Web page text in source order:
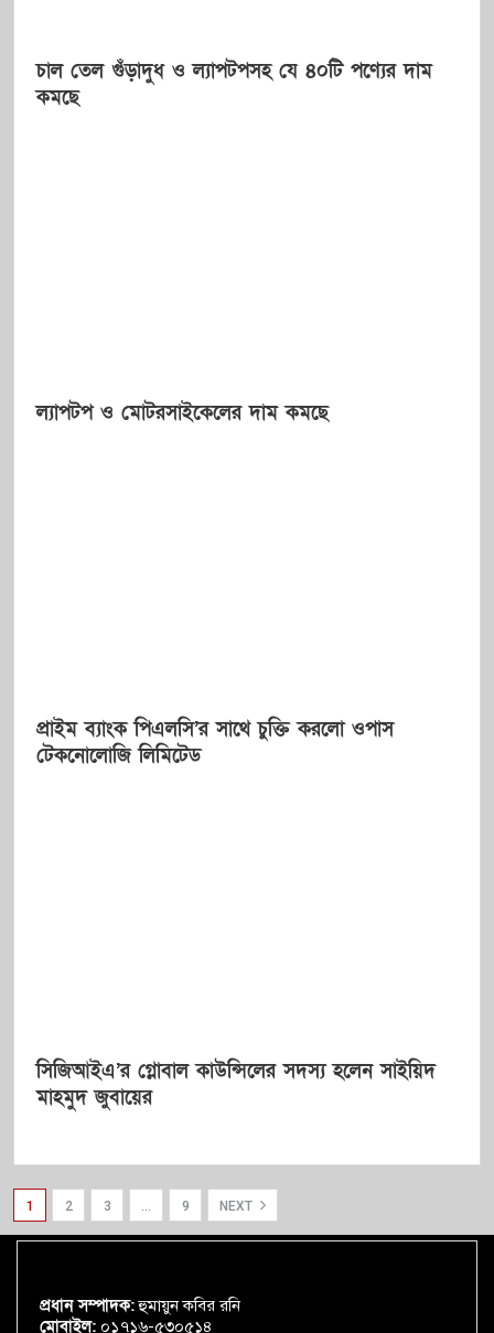
চাল তেল গুঁড়াদুধ ও ল্যাপটপসহ যে ৪০টি পণ্যের দাম
কমছে
ল্যাপটপ ও মোটরসাইকেলের দাম কমছে
প্রাইম ব্যাংক পিএলসি’র সাথে চুক্তি করলো ওপাস
টেকনোলোজি লিমিটেড
সিজিআইএ’র গ্লোবাল কাউন্সিলের সদস্য হলেন সাইয়িদ
মাহমুদ জুবায়ের
1 2 3 … 9 NEXT
প্রধান সম্পাদক:হুমায়ুন কবির রনি
মোবাইল: ০১৭১৬-৫৩০৫১৪